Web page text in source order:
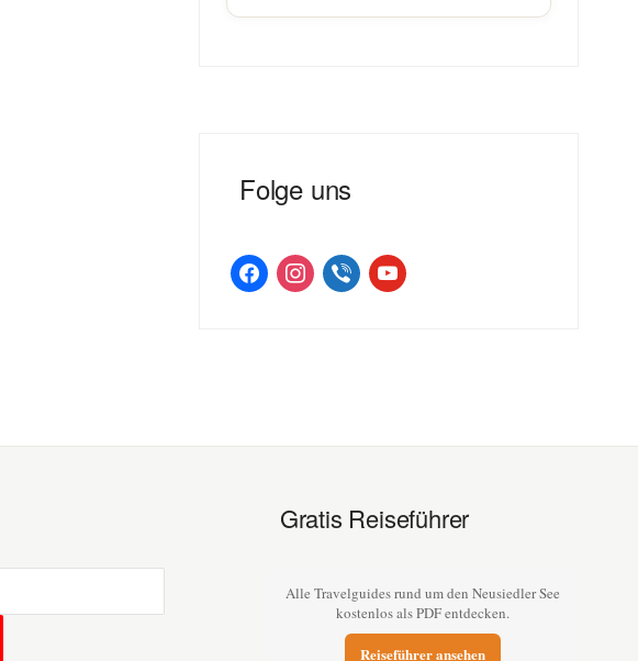
Folge uns
facebookinstagramviber youtube
Gratis Reiseführer
Alle Travelguides rund um den Neusiedler See
kostenlos als PDF entdecken.
Reiseführer ansehen